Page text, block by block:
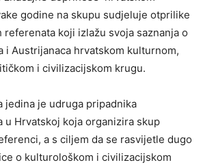
godine na skupu sudjeluje otprilike
koji izlažu svoja saznanja o
i Austrijanaca hrvatskom kulturnom,
i civilizacijskom krugu.
jedina je udruga pripadnika
u Hrvatskoj koja organizira skup
a s ciljem da se rasvijetle dugo
o kulturološkom i civilizacijskom